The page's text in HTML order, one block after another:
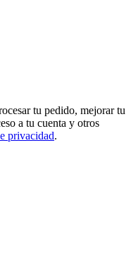
tu pedido, mejorar tu
a tu cuenta y otros
privacidad.